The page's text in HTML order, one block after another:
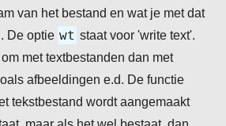
van het bestand en wat je met dat
De optie wt staat voor 'write text'.
met textbestanden dan met
afbeeldingen e.d. De functie
tekstbestand wordt aangemaakt